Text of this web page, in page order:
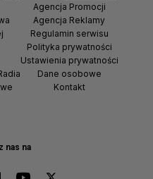
nas na
Agencja Promocji
Agencja Reklamy
Regulamin serwisu
Polityka prywatności
Ustawienia prywatności
Dane osobowe
Kontakt